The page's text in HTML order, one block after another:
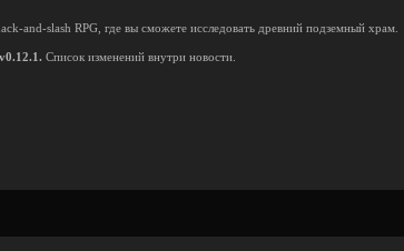
and-slash RPG, где вы сможете исследовать древний подземный храм.
Список изменений внутри новости.